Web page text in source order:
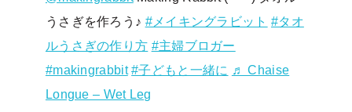
うさぎを作ろう♪ #メイキングラビット #タオ
ルうさぎの作り方 #主婦ブロガー
#makingrabbit #子どもと一緒に ♬ Chaise
Longue – Wet Leg